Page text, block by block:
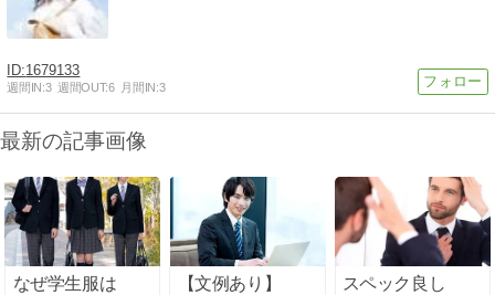
1679133
週間IN:3 週間OUT:6 月間IN:3
最新の記事画像
なぜ学生服は
【文例あり】
スペック良し